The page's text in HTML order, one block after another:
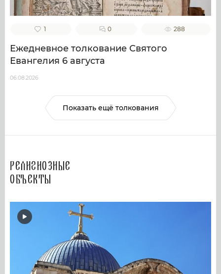
1 0 288
Ежедневное толкование Святого
Евангелия 6 августа
06.08.2026
Показать ещё толкования
Религиозные
объекты